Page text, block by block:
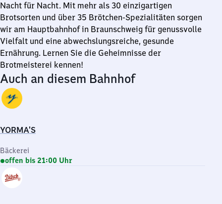
Nacht für Nacht. Mit mehr als 30 einzigartigen
Brotsorten und über 35 Brötchen-Spezialitäten sorgen
wir am Hauptbahnhof in Braunschweig für genussvolle
Vielfalt und eine abwechslungsreiche, gesunde
Ernährung. Lernen Sie die Geheimnisse der
Brotmeisterei kennen!
Auch an diesem Bahnhof
YORMA'S
Bäckerei
offen bis 21:00 Uhr